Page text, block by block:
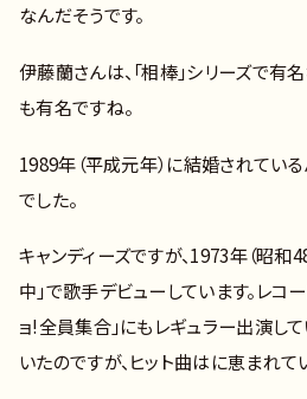
なんだそうです。
伊藤蘭さんは、「相棒」シリーズで有
も有名ですね。
1989年（平成元年）に結婚されてい
でした。
キャンディーズですが、1973年（昭和
中」で歌手デビューしています。レコ
ョ!全員集合」にもレギュラー出演し
いたのですが、ヒット曲はに恵まれて